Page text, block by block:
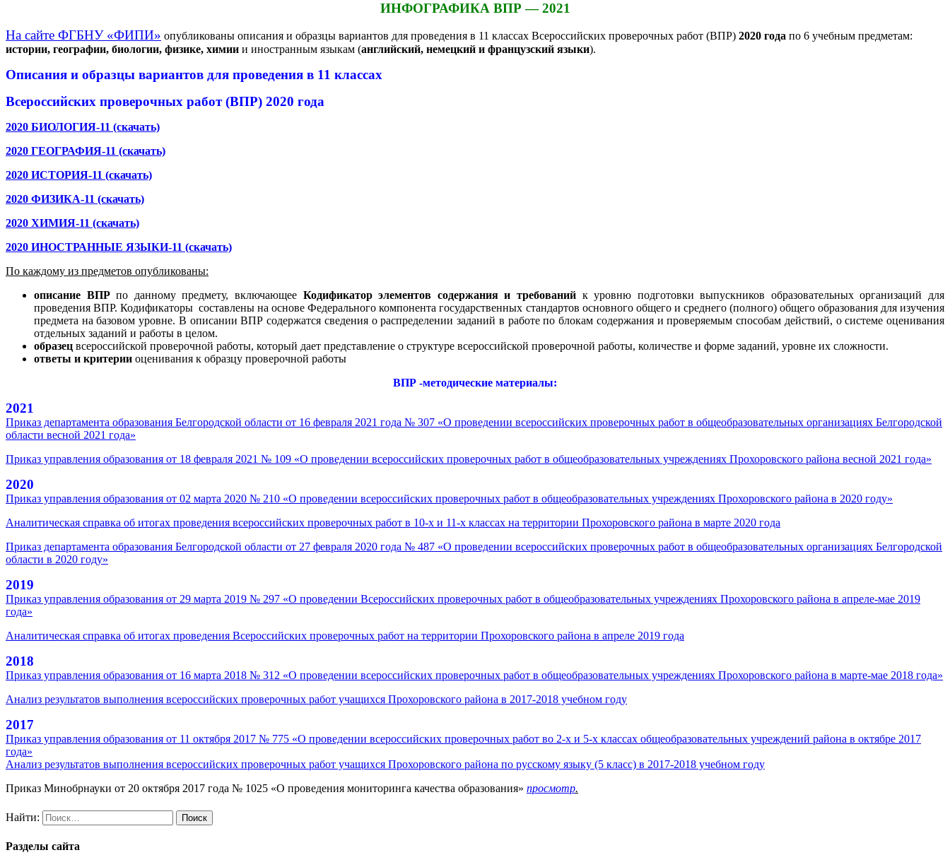
ИНФОГРАФИКА ВПР — 2021
На сайте ФГБНУ «ФИПИ» опубликованы описания и образцы вариантов для проведения в 11 классах Всероссийских проверочных работ (ВПР) 2020 года по 6 учебным предметам:
истории, географии, биологии, физике, химии и иностранным языкам (английский, немецкий и французский языки).
Описания и образцы вариантов для проведения в 11 классах
Всероссийских проверочных работ (ВПР) 2020 года
2020 БИОЛОГИЯ-11 (скачать)
2020 ГЕОГРАФИЯ-11 (скачать)
2020 ИСТОРИЯ-11 (скачать)
2020 ФИЗИКА-11 (скачать)
2020 ХИМИЯ-11 (скачать)
2020 ИНОСТРАННЫЕ ЯЗЫКИ-11 (скачать)
По каждому из предметов опубликованы:
описание ВПРпо данному предмету, включающее Кодификатор элементов содержания и требований к уровню подготовки выпускников образовательных организаций для
проведения ВПР. Кодификаторы составлены на основе Федерального компонента государственных стандартов основного общего и среднего (полного) общего образования для изучения
предмета на базовом уровне. В описании ВПР содержатся сведения о распределении заданий в работе по блокам содержания и проверяемым способам действий, о системе оценивания
отдельных заданий и работы в целом.
образец всероссийской проверочной работы, который дает представление о структуре всероссийской проверочной работы, количестве и форме заданий, уровне их сложности.
ответы и критерии оценивания к образцу проверочной работы
ВПР -методические материалы:
2021
Приказ департамента образования Белгородской области от 16 февраля 2021 года № 307 «О проведении всероссийских проверочных работ в общеобразовательных организациях Белгородской
области весной 2021 года»
Приказ управления образования от 18 февраля 2021 № 109 «О проведении всероссийских проверочных работ в общеобразовательных учреждениях Прохоровского района весной 2021 года»
2020
Приказ управления образования от 02 марта 2020 № 210 «О проведении всероссийских проверочных работ в общеобразовательных учреждениях Прохоровского района в 2020 году»
Аналитическая справка об итогах проведения всероссийских проверочных работ в 10-х и 11-х классах на территории Прохоровского района в марте 2020 года
Приказ департамента образования Белгородской области от 27 февраля 2020 года № 487 «О проведении всероссийских проверочных работ в общеобразовательных организациях Белгородской
области в 2020 году»
2019
Приказ управления образования от 29 марта 2019 № 297 «О проведении Всероссийских проверочных работ в общеобразовательных учреждениях Прохоровского района в апреле-мае 2019
года»
Аналитическая справка об итогах проведения Всероссийских проверочных работ на территории Прохоровского района в апреле 2019 года
2018
Приказ управления образования от 16 марта 2018 № 312 «О проведении всероссийских проверочных работ в общеобразовательных учреждениях Прохоровского района в марте-мае 2018 года»
Анализ результатов выполнения всероссийских проверочных работ учащихся Прохоровского района в 2017-2018 учебном году
2017
Приказ управления образования от 11 октября 2017 № 775 «О проведении всероссийских проверочных работ во 2-х и 5-х классах общеобразовательных учреждений района в октябре 2017
года»
Анализ результатов выполнения всероссийских проверочных работ учащихся Прохоровского района по русскому языку (5 класс) в 2017-2018 учебном году
Приказ Минобрнауки от 20 октября 2017 года № 1025 «О проведения мониторинга качества образования» просмотр.
Найти:
Разделы сайта